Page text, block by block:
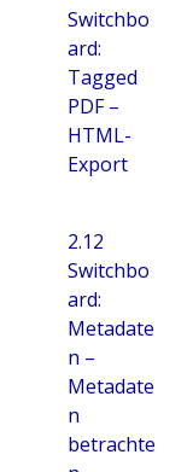
Switchbo
ard:
Tagged
PDF –
HTML-
Export
2.12
Switchbo
ard:
Metadate
n –
Metadate
n
betrachte